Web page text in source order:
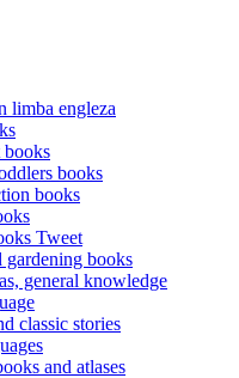
limba engleza
books
books
Tweet
gardening books
general knowledge
classic stories
and atlases